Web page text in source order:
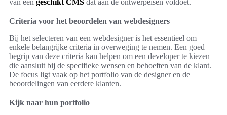
van een geschikt CMS dat aan de ontwerpeisen voldoet.
Criteria voor het beoordelen van webdesigners
Bij het selecteren van een webdesigner is het essentieel om
enkele belangrijke criteria in overweging te nemen. Een goed
begrip van deze criteria kan helpen om een developer te kiezen
die aansluit bij de specifieke wensen en behoeften van de klant.
De focus ligt vaak op het portfolio van de designer en de
beoordelingen van eerdere klanten.
Kijk naar hun portfolio